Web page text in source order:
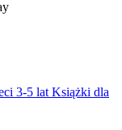
3-5 lat Książki dla